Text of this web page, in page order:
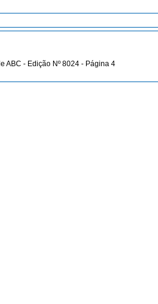
ABC - Edição Nº 8024 - Página 4